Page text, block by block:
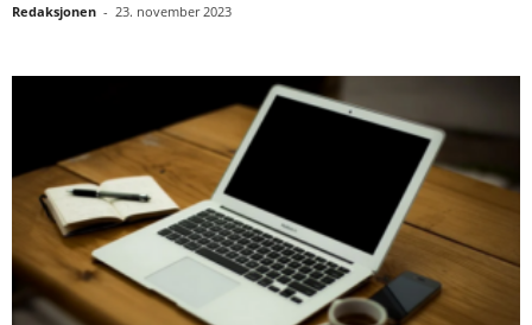
Redaksjonen - 23. november 2023